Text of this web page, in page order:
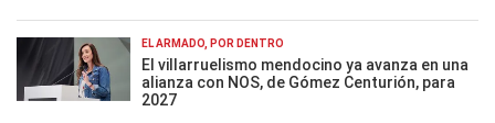
EL ARMADO, POR DENTRO
El villarruelismo mendocino ya avanza en una
alianza con NOS, de Gómez Centurión, para
2027